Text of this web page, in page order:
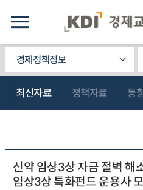
경제정책정보
최신자료 정책자료 동
신약 임상3상 자금 절벽 해
임상3상 특화펀드 운용사